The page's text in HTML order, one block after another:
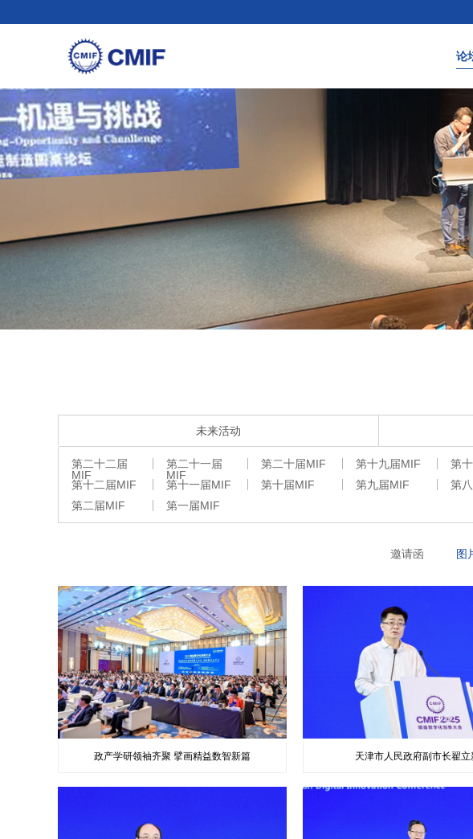
论
未来活动
第二十二届
MIF
第二十一届
MIF
第二十届MIF 第十九届MIF 第
第十二届MIF
第十一届MIF 第十届MIF 第九届MIF 第
第二届MIF
第一届MIF
邀请函 图
政产学研领袖齐聚 擘画精益数智新篇 天津市人民政府副市长翟立